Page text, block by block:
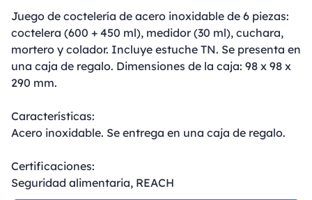
Juego de coctelería de acero inoxidable de 6 piezas:
coctelera (600 + 450 ml), medidor (30 ml), cuchara,
mortero y colador. Incluye estuche TN. Se presenta en
una caja de regalo. Dimensiones de la caja: 98 x 98 x
290 mm.
Características:
Acero inoxidable. Se entrega en una caja de regalo.
Certificaciones:
Seguridad alimentaria, REACH